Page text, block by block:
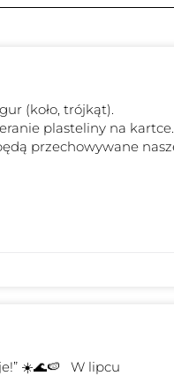
(koło, trójkąt).
plasteliny na kartce.
przechowywane
☀️🌊🍉 W lipcu